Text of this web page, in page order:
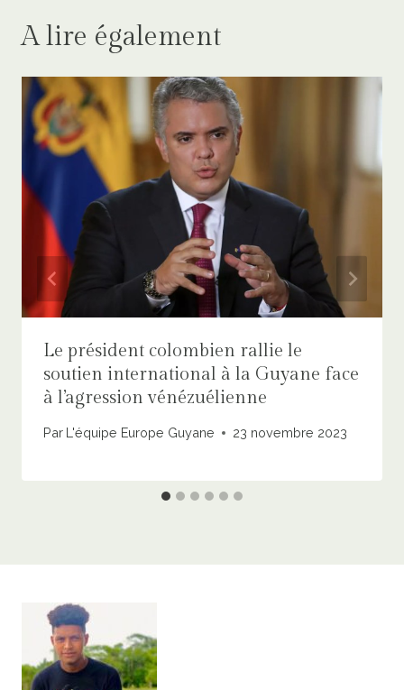
A lire également
Le président colombien rallie le
soutien international à la Guyane face
à l’agression vénézuélienne
Par L'équipe Europe Guyane 23 novembre 2023